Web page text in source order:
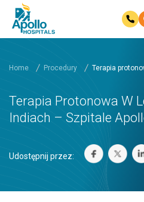
Home Procedury Terapia
Terapia Protonowa W
Indiach – Szpitale
Udostępnij przez: